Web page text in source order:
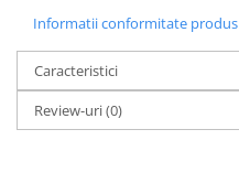
Informatii conformitate produs
Caracteristici
Review-uri(0)